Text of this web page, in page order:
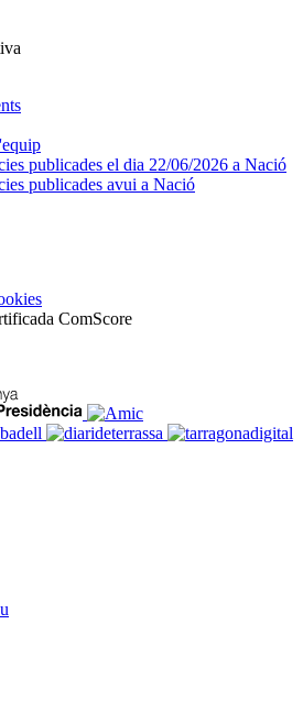
publicades el dia 22/06/2026 a Nació
publicades avui a Nació
ComScore